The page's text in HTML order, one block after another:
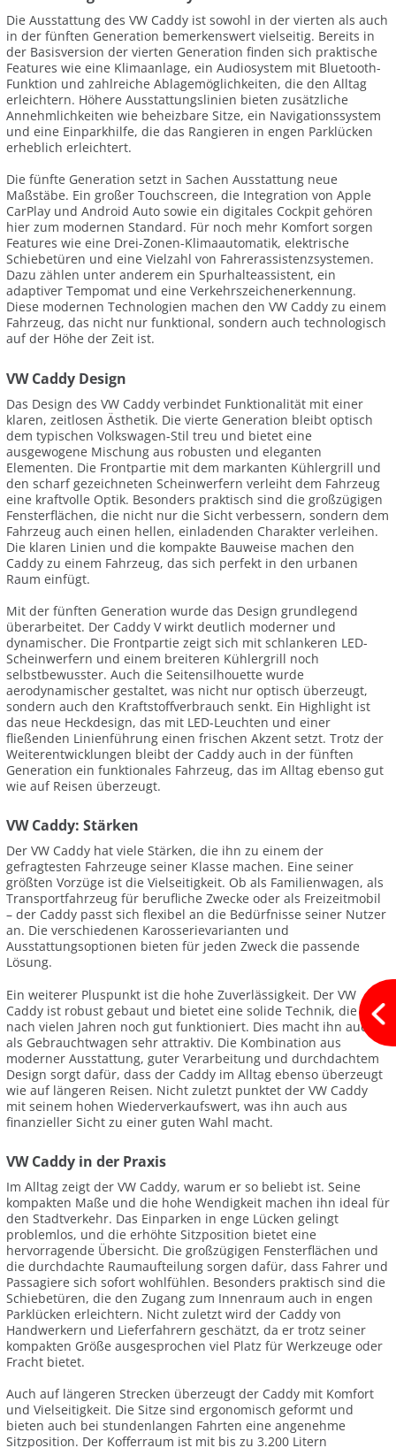
Die Ausstattung des VW Caddy ist sowohl in der vierten als auch
in der fünften Generation bemerkenswert vielseitig. Bereits in
der Basisversion der vierten Generation finden sich praktische
Features wie eine Klimaanlage, ein Audiosystem mit Bluetooth-
Funktion und zahlreiche Ablagemöglichkeiten, die den Alltag
erleichtern. Höhere Ausstattungslinien bieten zusätzliche
Annehmlichkeiten wie beheizbare Sitze, ein Navigationssystem
und eine Einparkhilfe, die das Rangieren in engen Parklücken
erheblich erleichtert.
Die fünfte Generation setzt in Sachen Ausstattung neue
Maßstäbe. Ein großer Touchscreen, die Integration von Apple
CarPlay und Android Auto sowie ein digitales Cockpit gehören
hier zum modernen Standard. Für noch mehr Komfort sorgen
Features wie eine Drei-Zonen-Klimaautomatik, elektrische
Schiebetüren und eine Vielzahl von Fahrerassistenzsystemen.
Dazu zählen unter anderem ein Spurhalteassistent, ein
adaptiver Tempomat und eine Verkehrszeichenerkennung.
Diese modernen Technologien machen den VW Caddy zu einem
Fahrzeug, das nicht nur funktional, sondern auch technologisch
auf der Höhe der Zeit ist.
VW Caddy Design
Das Design des VW Caddy verbindet Funktionalität mit einer
klaren, zeitlosen Ästhetik. Die vierte Generation bleibt optisch
dem typischen Volkswagen-Stil treu und bietet eine
ausgewogene Mischung aus robusten und eleganten
Elementen. Die Frontpartie mit dem markanten Kühlergrill und
den scharf gezeichneten Scheinwerfern verleiht dem Fahrzeug
eine kraftvolle Optik. Besonders praktisch sind die großzügigen
Fensterflächen, die nicht nur die Sicht verbessern, sondern dem
Fahrzeug auch einen hellen, einladenden Charakter verleihen.
Die klaren Linien und die kompakte Bauweise machen den
Caddy zu einem Fahrzeug, das sich perfekt in den urbanen
Raum einfügt.
Mit der fünften Generation wurde das Design grundlegend
überarbeitet. Der Caddy V wirkt deutlich moderner und
dynamischer. Die Frontpartie zeigt sich mit schlankeren LED-
Scheinwerfern und einem breiteren Kühlergrill noch
selbstbewusster. Auch die Seitensilhouette wurde
aerodynamischer gestaltet, was nicht nur optisch überzeugt,
sondern auch den Kraftstoffverbrauch senkt. Ein Highlight ist
das neue Heckdesign, das mit LED-Leuchten und einer
fließenden Linienführung einen frischen Akzent setzt. Trotz der
Weiterentwicklungen bleibt der Caddy auch in der fünften
Generation ein funktionales Fahrzeug, das im Alltag ebenso gut
wie auf Reisen überzeugt.
VW Caddy: Stärken
Der VW Caddy hat viele Stärken, die ihn zu einem der
gefragtesten Fahrzeuge seiner Klasse machen. Eine seiner
größten Vorzüge ist die Vielseitigkeit. Ob als Familienwagen, als
Transportfahrzeug für berufliche Zwecke oder als Freizeitmobil
– der Caddy passt sich flexibel an die Bedürfnisse seiner Nutzer
an. Die verschiedenen Karosserievarianten und
Ausstattungsoptionen bieten für jeden Zweck die passende
Lösung.
Ein weiterer Pluspunkt ist die hohe Zuverlässigkeit. Der VW
Caddy ist robust gebaut und bietet eine solide Technik, die auch
nach vielen Jahren noch gut funktioniert. Dies macht ihn auch
als Gebrauchtwagen sehr attraktiv. Die Kombination aus
moderner Ausstattung, guter Verarbeitung und durchdachtem
Design sorgt dafür, dass der Caddy im Alltag ebenso überzeugt
wie auf längeren Reisen. Nicht zuletzt punktet der VW Caddy
mit seinem hohen Wiederverkaufswert, was ihn auch aus
finanzieller Sicht zu einer guten Wahl macht.
VW Caddy in der Praxis
Im Alltag zeigt der VW Caddy, warum er so beliebt ist. Seine
kompakten Maße und die hohe Wendigkeit machen ihn ideal für
den Stadtverkehr. Das Einparken in enge Lücken gelingt
problemlos, und die erhöhte Sitzposition bietet eine
hervorragende Übersicht. Die großzügigen Fensterflächen und
die durchdachte Raumaufteilung sorgen dafür, dass Fahrer und
Passagiere sich sofort wohlfühlen. Besonders praktisch sind die
Schiebetüren, die den Zugang zum Innenraum auch in engen
Parklücken erleichtern. Nicht zuletzt wird der Caddy von
Handwerkern und Lieferfahrern geschätzt, da er trotz seiner
kompakten Größe ausgesprochen viel Platz für Werkzeuge oder
Fracht bietet.
Auch auf längeren Strecken überzeugt der Caddy mit Komfort
und Vielseitigkeit. Die Sitze sind ergonomisch geformt und
bieten auch bei stundenlangen Fahrten eine angenehme
Sitzposition. Der Kofferraum ist mit bis zu 3.200 Litern